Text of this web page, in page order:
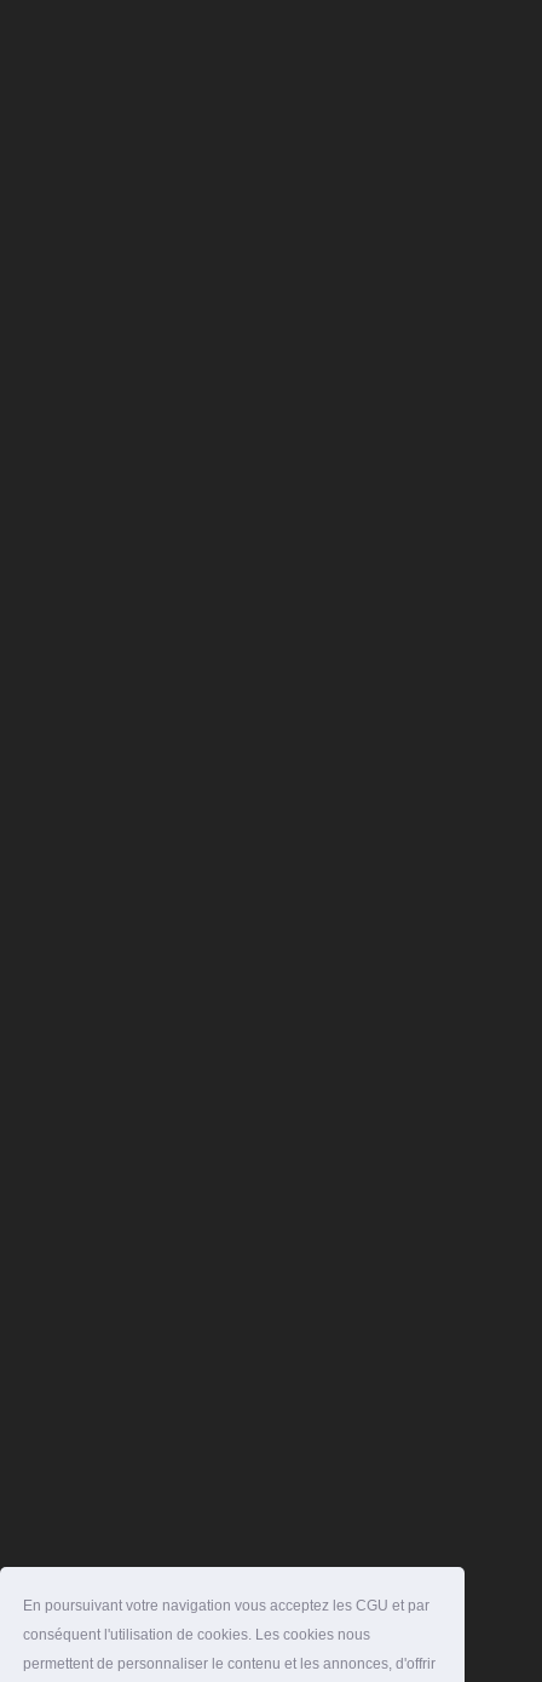
En poursuivant votre navigation vous acceptez les CGU et par
conséquent l'utilisation de cookies. Les cookies nous
permettent de personnaliser le contenu et les annonces, d'offrir